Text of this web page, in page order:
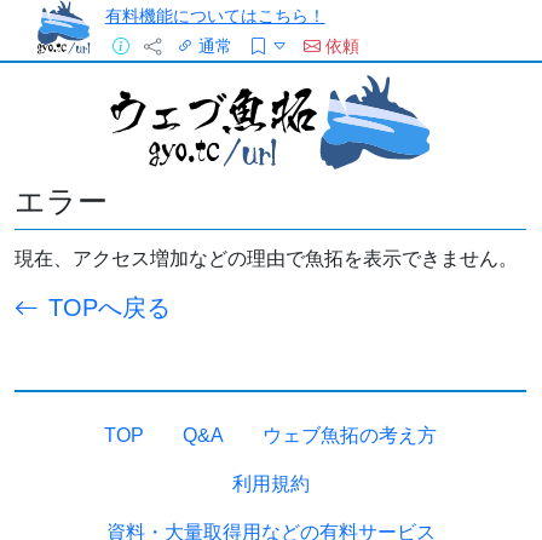
有料機能についてはこちら！
通常
依頼